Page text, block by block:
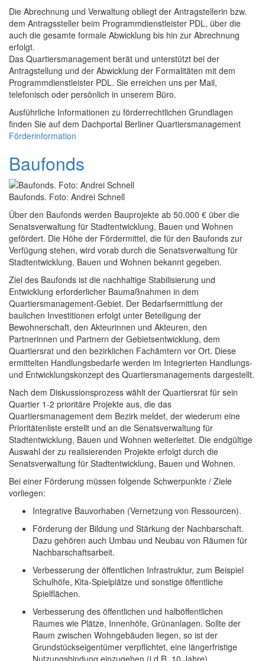
Die Abrechnung und Verwaltung obliegt der Antragstellerin bzw.
dem Antragssteller beim Programmdienstleister PDL, über die
auch die gesamte formale Abwicklung bis hin zur Abrechnung
erfolgt.
Das Quartiersmanagement berät und unterstützt bei der
Antragstellung und der Abwicklung der Formalitäten mit dem
Programmdienstleister PDL. Sie erreichen uns per Mail,
telefonisch oder persönlich in unserem Büro.
Ausführliche Informationen zu förderrechtlichen Grundlagen
finden Sie auf dem Dachportal Berliner Quartiersmanagement
Förderinformation
Baufonds
Baufonds. Foto: Andrei Schnell
Über den Baufonds werden Bauprojekte ab 50.000 € über die
Senatsverwaltung für Stadtentwicklung, Bauen und Wohnen
gefördert. Die Höhe der Fördermittel, die für den Baufonds zur
Verfügung stehen, wird vorab durch die Senatsverwaltung für
Stadtentwicklung, Bauen und Wohnen bekannt gegeben.
Ziel des Baufonds ist die nachhaltige Stabilisierung und
Entwicklung erforderlicher Baumaßnahmen in dem
Quartiersmanagement-Gebiet. Der Bedarfsermittlung der
baulichen Investitionen erfolgt unter Beteiligung der
Bewohnerschaft, den Akteurinnen und Akteuren, den
Partnerinnen und Partnern der Gebietsentwicklung, dem
Quartiersrat und den bezirklichen Fachämtern vor Ort. Diese
ermittelten Handlungsbedarfe werden im Integrierten Handlungs-
und Entwicklungskonzept des Quartiersmanagements dargestellt.
Nach dem Diskussionsprozess wählt der Quartiersrat für sein
Quartier 1-2 prioritäre Projekte aus, die das
Quartiersmanagement dem Bezirk meldet, der wiederum eine
Prioritätenliste erstellt und an die Senatsverwaltung für
Stadtentwicklung, Bauen und Wohnen weiterleitet. Die endgültige
Auswahl der zu realisierenden Projekte erfolgt durch die
Senatsverwaltung für Stadtentwicklung, Bauen und Wohnen.
Bei einer Förderung müssen folgende Schwerpunkte / Ziele
vorliegen:
Integrative Bauvorhaben (Vernetzung von Ressourcen).
Förderung der Bildung und Stärkung der Nachbarschaft.
Dazu gehören auch Umbau und Neubau von Räumen für
Nachbarschaftsarbeit.
Verbesserung der öffentlichen Infrastruktur, zum Beispiel
Schulhöfe, Kita-Spielplätze und sonstige öffentliche
Spielflächen.
Verbesserung des öffentlichen und halböffentlichen
Raumes wie Plätze, Innenhöfe, Grünanlagen. Sollte der
Raum zwischen Wohngebäuden liegen, so ist der
Grundstückseigentümer verpflichtet, eine längerfristige
Nutzungsbindung einzugehen (i.d.R. 10 Jahre).